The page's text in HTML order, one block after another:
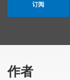
订阅
作者